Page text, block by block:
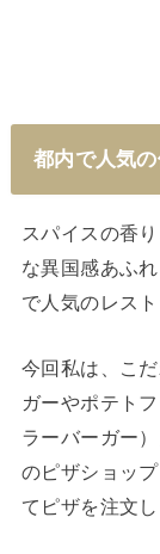
都内で人気
スパイスの香
な異国感あふ
で人気のレス
今回私は、こ
ガーやポテト
ラーバーガー
のピザショッ
てピザを注文し